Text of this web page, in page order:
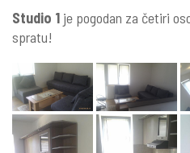
Studio 1 je pogodan za četiri
spratu!